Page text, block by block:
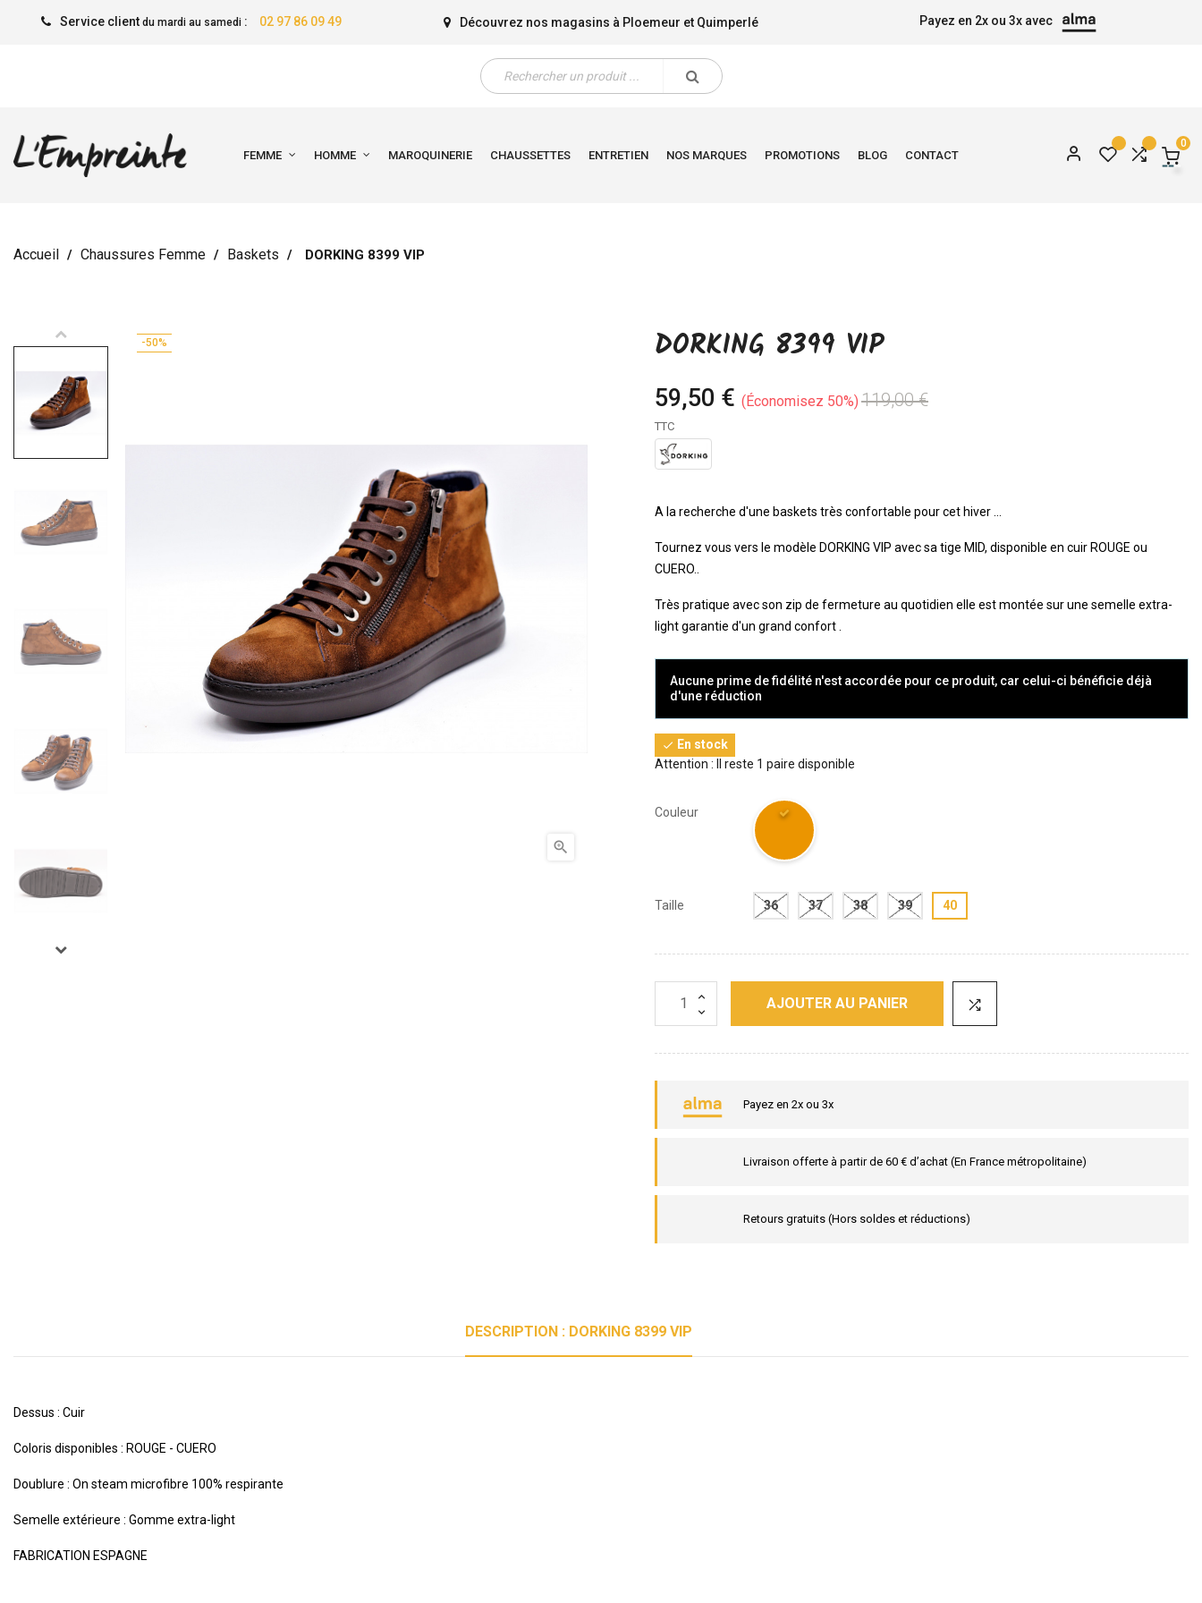
Service client du mardi au samedi: 02 97 86 09 49 Découvrez nos magasins à Ploemeur et Quimperlé Payez en 2x ou 3x avec
FEMME HOMME MAROQUINERIE CHAUSSETTES ENTRETIEN NOS MARQUES PROMOTIONS BLOG CONTACT
0
Accueil Chaussures Femme Baskets DORKING 8399 VIP
-50%

DORKING 8399 VIP
59,50 € Économisez 50% 119,00 €
TTC
A la recherche d'une baskets très confortable pour cet hiver ...
Tournez vous vers le modèle DORKING VIP avec sa tige MID, disponible en cuir ROUGE ou
CUERO..
Très pratique avec son zip de fermeture au quotidien elle est montée sur une semelle extra-
light garantie d'un grand confort .
Aucune prime de fidélité n'est accordée pour ce produit, car celui-ci bénéficie déjà
d'une réduction
 En stock
Attention : Il reste 1 paire disponible
Couleur
Taille 36 37 38 39 40
AJOUTER AU PANIER
Payez en 2x ou 3x
Livraison offerte à partir de 60 € d’achat (En France métropolitaine)
Retours gratuits (Hors soldes et réductions)
DESCRIPTION : DORKING 8399 VIP
Dessus : Cuir
Coloris disponibles : ROUGE - CUERO
Doublure : On steam microfibre 100% respirante
Semelle extérieure : Gomme extra-light
FABRICATION ESPAGNE